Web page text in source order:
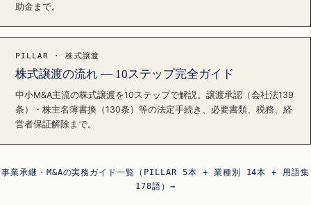
助金まで。
PILLAR · 株式譲渡
株式譲渡の流れ — 10ステップ完全ガイド
中小M&A主流の株式譲渡を10ステップで解説。譲渡承認（会社法139
条）・株主名簿書換（130条）等の法定手続き、必要書類、税務、経
営者保証解除まで。
事業承継・M&Aの実務ガイド一覧（PILLAR 5本 + 業種別 14本 + 用語集
178語）→